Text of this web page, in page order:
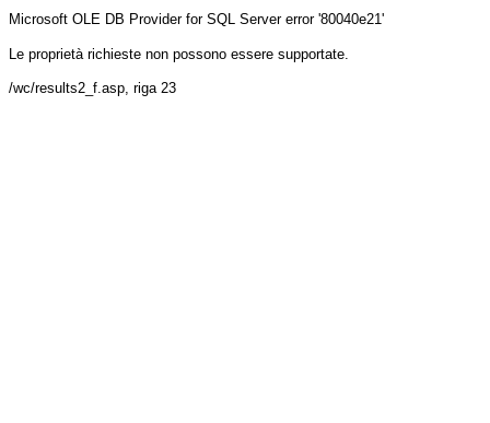
Microsoft OLE DB Provider for SQL Server error '80040e21'
Le proprietà richieste non possono essere supportate.
/wc/results2_f.asp, riga 23